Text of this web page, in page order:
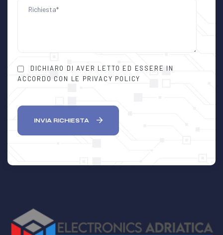
DICHIARO DI AVER LETTO ED ESSERE IN
ACCORDO CON LE PRIVACY POLICY
INVIA RICHIESTA